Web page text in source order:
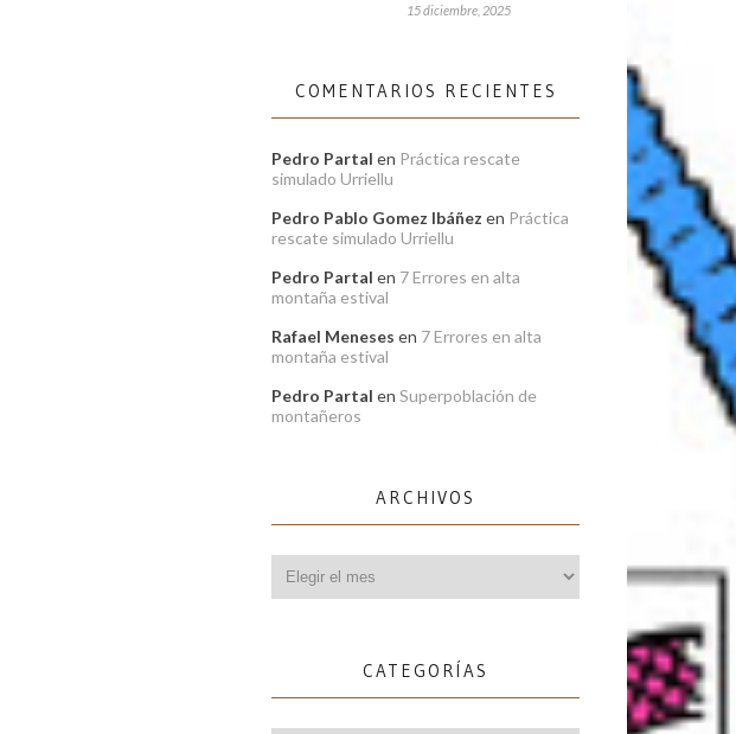
15 diciembre, 2025
COMENTARIOS RECIENTES
Pedro Partal en Práctica rescate
simulado Urriellu
Pedro Pablo Gomez Ibáñez en Práctica
rescate simulado Urriellu
Pedro Partal en 7 Errores en alta
montaña estival
Rafael Meneses en 7 Errores en alta
montaña estival
Pedro Partal en Superpoblación de
montañeros
ARCHIVOS
CATEGORÍAS